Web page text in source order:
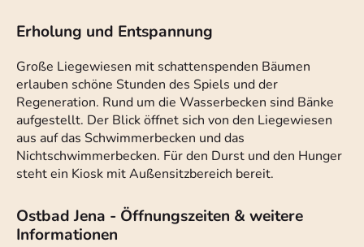
Erholung und Entspannung
Große Liegewiesen mit schattenspenden Bäumen
erlauben schöne Stunden des Spiels und der
Regeneration. Rund um die Wasserbecken sind Bänke
aufgestellt. Der Blick öffnet sich von den Liegewiesen
aus auf das Schwimmerbecken und das
Nichtschwimmerbecken. Für den Durst und den Hunger
steht ein Kiosk mit Außensitzbereich bereit.
Ostbad Jena - Öffnungszeiten & weitere
Informationen